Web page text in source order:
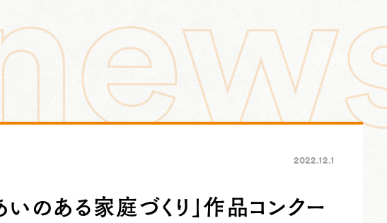
2022.12.1
のある家庭づくり」作品コンクー